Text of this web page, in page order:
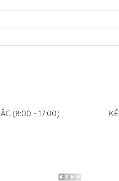
(8:00 - 17:00)